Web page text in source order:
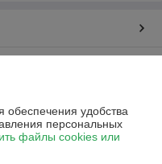
удобства
персональных
файлы cookies или